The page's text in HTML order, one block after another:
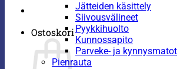
Ostoskori
Jätteiden käsittely
Siivousvälineet
Pyykkihuolto
Kunnossapito
Parveke- ja kynnysmatot
Pienrauta